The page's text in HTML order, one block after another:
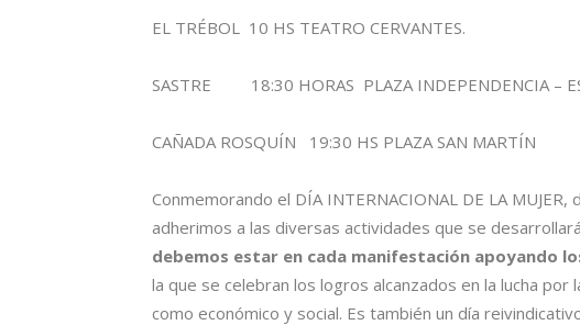
EL TRÉBOL 10 HS TEATRO CERVANTES.
SASTRE 18:30 HORAS PLAZA INDEPENDENCIA –
CAÑADA ROSQUÍN 19:30 HS PLAZA SAN MARTÍN
Conmemorando el DÍA INTERNACIONAL DE LA MUJER,
adherimos a las diversas actividades que se
debemos estar en cada manifestación apoyando
la que se celebran los logros alcanzados en la lucha
como económico y social. Es también un día